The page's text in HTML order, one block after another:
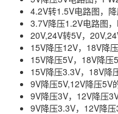
4.2V转1.5V电路图，
3.7V降压1.2V电路图
20V,24V转5V，
15V降压12V，18V降
15V降压5V，18V降压
15V降压3.3V，18V降
9V降压5V,12V降压5V
9V降压3V，12V降压
9V降压3.3V，12V降